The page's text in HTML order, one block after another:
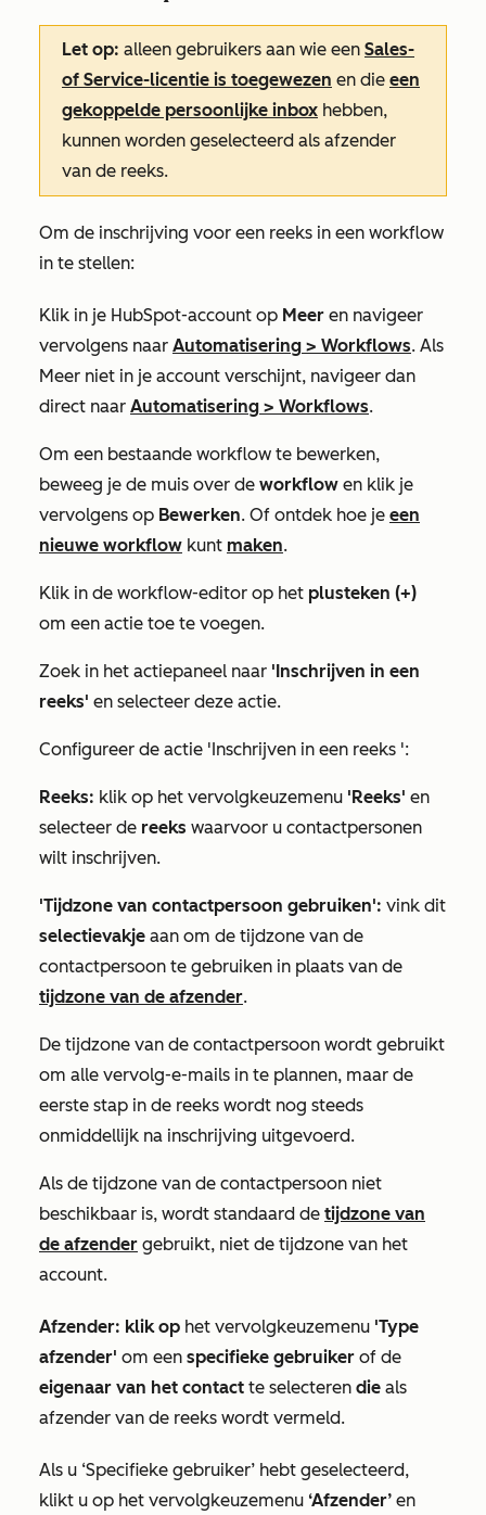
Let op: alleen gebruikers aan wie een Sales-
of Service-licentie is toegewezen en die een
gekoppelde persoonlijke inbox hebben,
kunnen worden geselecteerd als afzender
van de reeks.
Om de inschrijving voor een reeks in een workflow
in te stellen:
Klik in je HubSpot-account op Meer en navigeer
vervolgens naar Automatisering > Workflows. Als
Meer niet in je account verschijnt, navigeer dan
direct naar Automatisering > Workflows.
Om een bestaande workflow te bewerken,
beweeg je de muis over de workflow en klik je
vervolgens op Bewerken. Of ontdek hoe je een
nieuwe workflow kunt maken.
Klik in de workflow-editor op het plusteken (+)
om een actie toe te voegen.
Zoek in het actiepaneel naar 'Inschrijven in een
reeks' en selecteer deze actie.
Configureer de actie 'Inschrijven in een reeks ':
Reeks: klik op het vervolgkeuzemenu 'Reeks' en
selecteer de reeks waarvoor u contactpersonen
wilt inschrijven.
'Tijdzone van contactpersoon gebruiken': vink dit
selectievakje aan om de tijdzone van de
contactpersoon te gebruiken in plaats van de
tijdzone van de afzender.
De tijdzone van de contactpersoon wordt gebruikt
om alle vervolg-e-mails in te plannen, maar de
eerste stap in de reeks wordt nog steeds
onmiddellijk na inschrijving uitgevoerd.
Als de tijdzone van de contactpersoon niet
beschikbaar is, wordt standaard de tijdzone van
de afzender gebruikt, niet de tijdzone van het
account.
Afzender: klik op het vervolgkeuzemenu 'Type
afzender' om een specifieke gebruiker of de
eigenaar van het contact te selecteren die als
afzender van de reeks wordt vermeld.
Als u ‘Specifieke gebruiker’ hebt geselecteerd,
klikt u op het vervolgkeuzemenu ‘Afzender’ en